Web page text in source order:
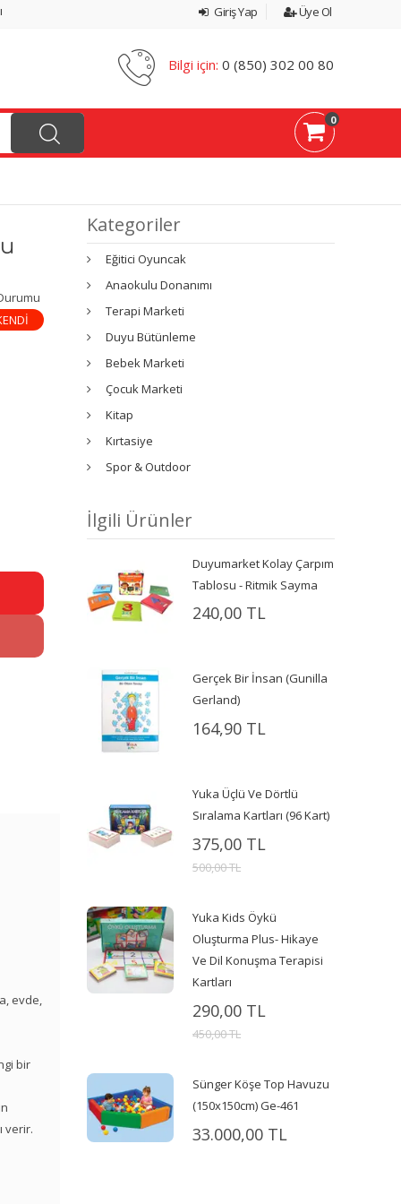
Giriş Yap Üye Ol
Bilgi için: 0 (850) 302 00 80
0
evde,
bir
verir.
Kategoriler
Eğitici Oyuncak
Anaokulu Donanımı
Terapi Marketi
Duyu Bütünleme
Bebek Marketi
Çocuk Marketi
Kitap
Kırtasiye
Spor & Outdoor
İlgili Ürünler
Duyumarket Kolay Çarpım
Tablosu - Ritmik Sayma
240,00 TL
Gerçek Bir İnsan (Gunilla
Gerland)
164,90 TL
Yuka Üçlü Ve Dörtlü
Sıralama Kartları (96 Kart)
375,00 TL
500,00 TL
Yuka Kids Öykü
Oluşturma Plus- Hikaye
Ve Dil Konuşma Terapisi
Kartları
290,00 TL
450,00 TL
Sünger Köşe Top Havuzu
(150x150cm) Ge-461
33.000,00 TL